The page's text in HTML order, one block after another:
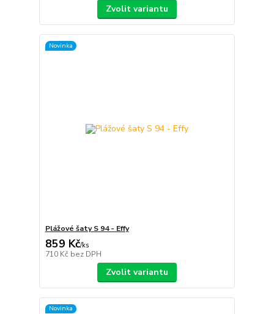
Zvolit variantu
Novinka
Plážové šaty S 94 - Effy
859 Kč/ks
710 Kč bez DPH
Zvolit variantu
Novinka